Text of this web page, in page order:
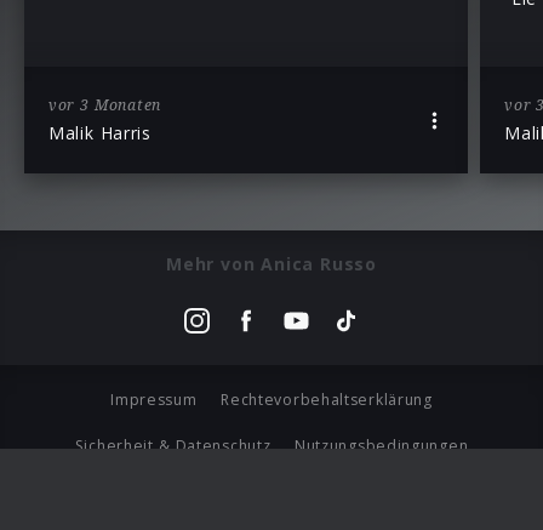
vor 3 Monaten
Malik Harris
vor
Mehr von Anica Russo
Impressum Rechtevorbehaltserklärung
Sicherheit & Datenschutz Nutzungsbedingungen